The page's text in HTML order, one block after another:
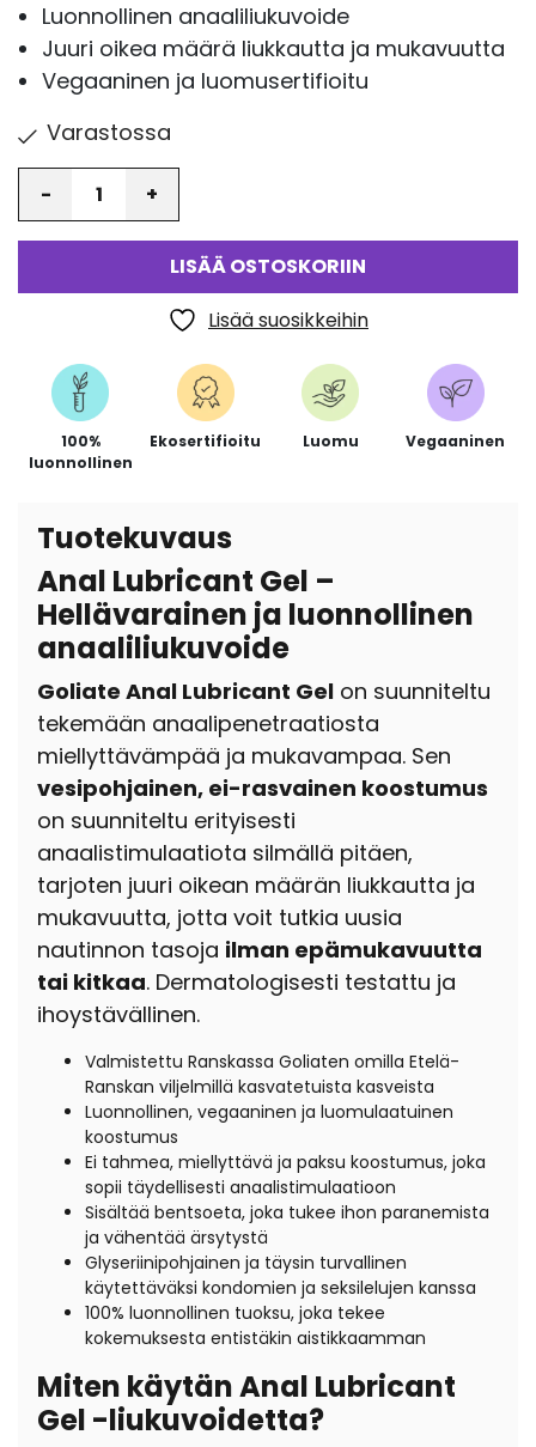
Luonnollinen anaaliliukuvoide
Juuri oikea määrä liukkautta ja mukavuutta
Vegaaninen ja luomusertifioitu
Varastossa
LISÄÄ OSTOSKORIIN
Lisää suosikkeihin
100%
luonnollinen
Ekosertifioitu Luomu Vegaaninen
Tuotekuvaus
Anal Lubricant Gel –
Hellävarainen ja luonnollinen
anaaliliukuvoide
Goliate Anal Lubricant Gel on suunniteltu
tekemään anaalipenetraatiosta
miellyttävämpää ja mukavampaa. Sen
vesipohjainen, ei-rasvainen koostumus
on suunniteltu erityisesti
anaalistimulaatiota silmällä pitäen,
tarjoten juuri oikean määrän liukkautta ja
mukavuutta, jotta voit tutkia uusia
nautinnon tasoja ilman epämukavuutta
tai kitkaa. Dermatologisesti testattu ja
ihoystävällinen.
Valmistettu Ranskassa Goliaten omilla Etelä-
Ranskan viljelmillä kasvatetuista kasveista
Luonnollinen, vegaaninen ja luomulaatuinen
koostumus
Ei tahmea, miellyttävä ja paksu koostumus, joka
sopii täydellisesti anaalistimulaatioon
Sisältää bentsoeta, joka tukee ihon paranemista
ja vähentää ärsytystä
Glyseriinipohjainen ja täysin turvallinen
käytettäväksi kondomien ja seksilelujen kanssa
100% luonnollinen tuoksu, joka tekee
kokemuksesta entistäkin aistikkaamman
Miten käytän Anal Lubricant
Gel -liukuvoidetta?